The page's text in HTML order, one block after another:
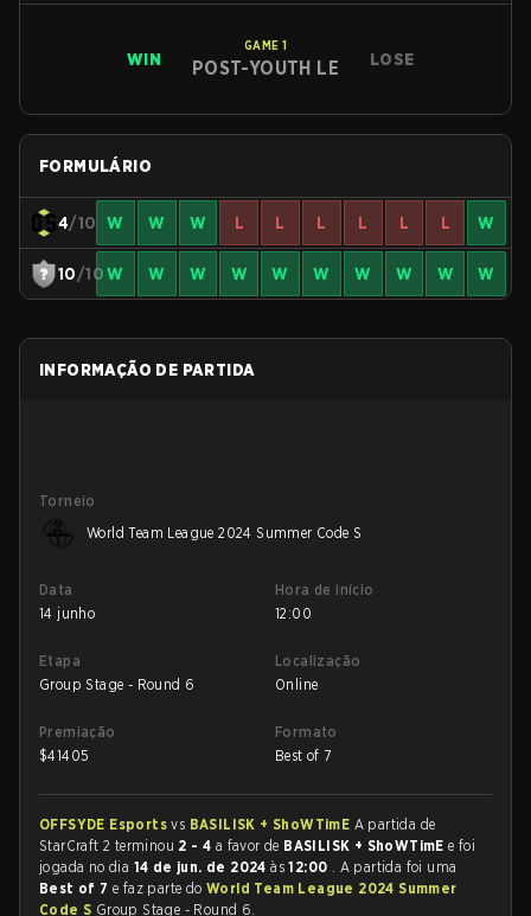
WIN
GAME 1
POST-YOUTH LE LOSE
FORMULÁRIO
4/10 W W W L L L L L L W
10/10W W W W W W W W W W
INFORMAÇÃO DE PARTIDA
Torneio
World Team League 2024 Summer Code S
Data
14 junho
Hora de início
12:00
Etapa
Group Stage - Round 6
Localização
Online
Premiação
$41405
Formato
Best of 7
OFFSYDE Esportsvs BASILISK + ShoWTimE A partida de
StarCraft 2 terminou 2 - 4 a favor de BASILISK + ShoWTimEe foi
jogada no dia 14 de jun. de 2024às12:00 . A partida foi uma
Best of 7 e faz parte do World Team League 2024 Summer
Code S Group Stage - Round 6.